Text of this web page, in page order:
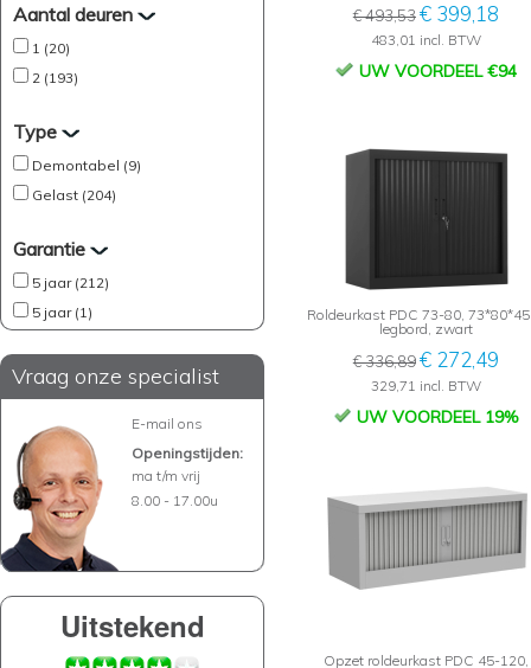
Aantal deuren
1 (20)
2 (193)
Type
Demontabel (9)
Gelast (204)
Garantie
5 jaar (212)
5 jaar (1)
Vraag onze specialist
E-mail ons
Openingstijden:
ma t/m vrij
8.00 - 17.00u
Uitstekend
€ 493,53€ 399,18
483,01 incl. BTW
UW VOORDEEL €94
Roldeurkast PDC 73-80,
legbord, zwart
€ 336,89€ 272,49
329,71 incl. BTW
UW VOORDEEL 19%
Opzet roldeurkast PDC 45-120,